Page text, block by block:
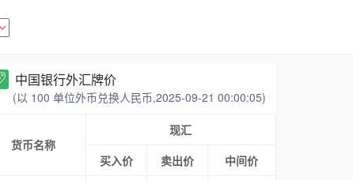
中国银行外汇牌价
(以 100 单位外币兑换人民币,2025-09-21 00:00:05)
货币名称
现汇
买入价
卖出价
中间价